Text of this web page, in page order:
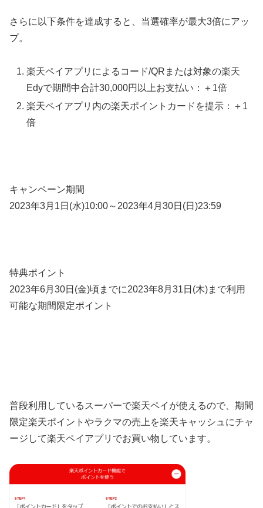
さらに以下条件を達成すると、当選確率が最大3倍にアッ
プ。
楽天ペイアプリによるコード/QRまたは対象の楽天
Edyで期間中合計30,000円以上お支払い：＋1倍
楽天ペイアプリ内の楽天ポイントカードを提示：＋1
倍
キャンペーン期間
2023年3月1日(水)10:00～2023年4月30日(日)23:59
特典ポイント
2023年6月30日(金)頃までに2023年8月31日(木)まで利用
可能な期間限定ポイント
普段利用しているスーパーで楽天ペイが使えるので、期間
限定楽天ポイントやラクマの売上を楽天キャッシュにチャ
ージして楽天ペイアプリでお買い物しています。